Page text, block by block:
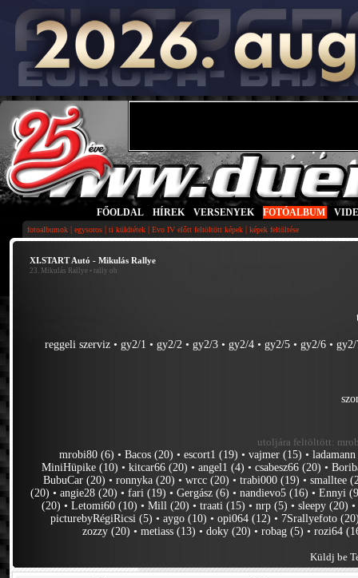
FŐOLDAL HÍREK VERSENYEK FOTÓALBUM
fotoalbumok | egysoros | ti küldtétek | Evo IV előtt feltöltött képek | képek feltöltése
XI.START Autó - Mikulás Rallye
23. Mikulás Rallye • rally ob
reggeli szerviz •gy2/1 •gy2/2 •gy2/3 •gy2/4 •gy2/5 •gy2/6 •
utoljára feltöltött:
mrobi80 (6) •Bacos (20) •escort1 (19) •vajmer (15) •
MiniHüpike (10) •kitcar66 (20) •angel1 (4) •csabesz66 (20) •
BubuCar (20) •ronnyka (20) •wrcc (20) •trabi000 (19) •smalltee
(20) •angie28 (20) •fari (19) •Gergász (6) •nandievo5 (16) •Ennyi
(20) •Letomi60 (10) •Mill (20) •traati (15) •nrp (5) •sleepy (20)
picturebyRégiRicsi (5) •aygo (10) •opi064 (12) • 7Srallyefoto
zozzy (20) •metiass (13) •doky (20) •robag (5) •rozi64
Küldj be